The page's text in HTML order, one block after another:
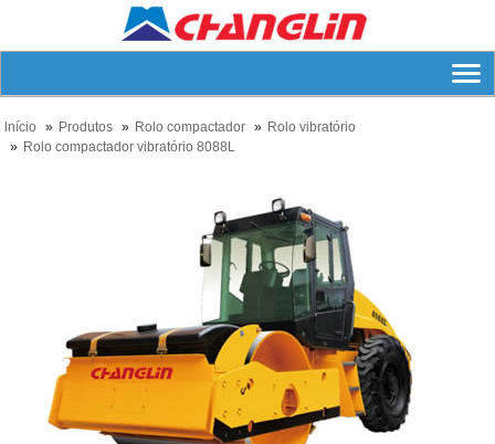
lnício Produtos Rolo compactador
Rolo vibratório
Rolo compactador vibratório 8088L